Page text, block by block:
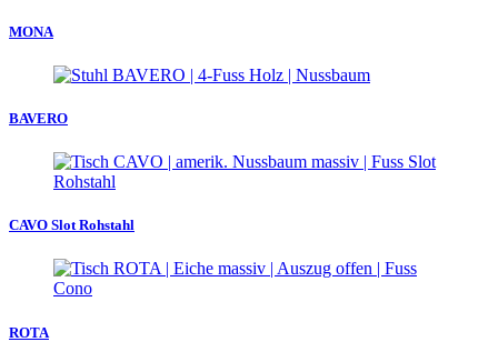
MONA
BAVERO
CAVO Slot Rohstahl
ROTA